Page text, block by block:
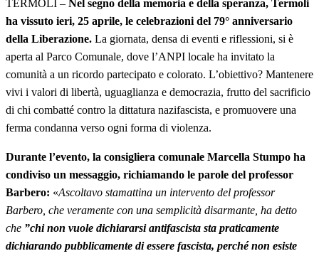
TERMOLI – Nel segno della memoria e della speranza, Termoli
ha vissuto ieri, 25 aprile, le celebrazioni del 79° anniversario
della Liberazione. La giornata, densa di eventi e riflessioni, si è
aperta al Parco Comunale, dove l’ANPI locale ha invitato la
comunità a un ricordo partecipato e colorato. L’obiettivo? Mantenere
vivi i valori di libertà, uguaglianza e democrazia, frutto del sacrificio
di chi combatté contro la dittatura nazifascista, e promuovere una
ferma condanna verso ogni forma di violenza.
Durante l’evento, la consigliera comunale Marcella Stumpo ha
condiviso un messaggio, richiamando le parole del professor
Barbero: «Ascoltavo stamattina un intervento del professor
Barbero, che veramente con una semplicità disarmante, ha detto
che ”chi non vuole dichiararsi antifascista sta praticamente
dichiarando pubblicamente di essere fascista, perché non esiste